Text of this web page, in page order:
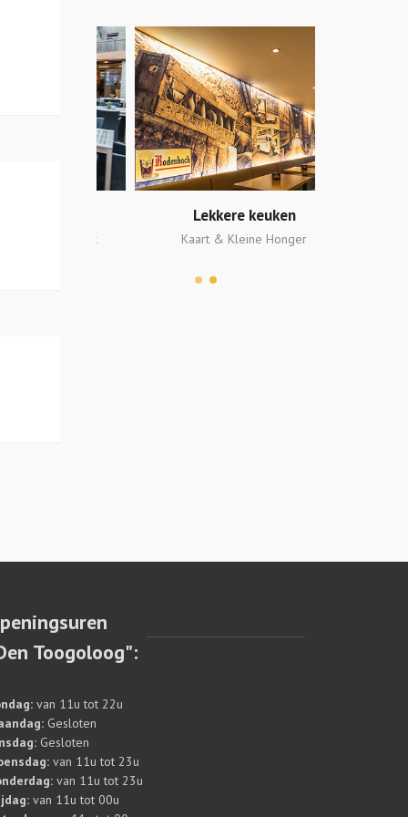
Lekkere keuken
Kaart & Kleine Honger
Toogoloog":
van 11u tot 22u
Gesloten
Gesloten
van 11u tot 23u
van 11u tot 23u
van 11u tot 00u